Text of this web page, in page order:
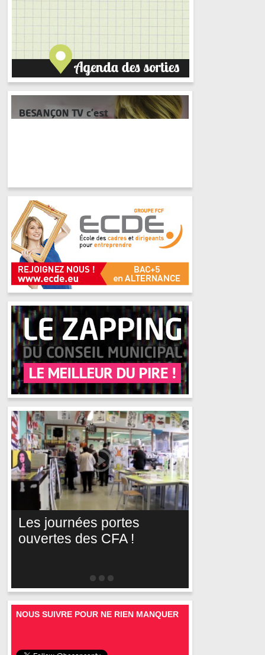
Les journées portes
ouvertes des CFA !
NOUS SUIVRE POUR NE RIEN MANQUER